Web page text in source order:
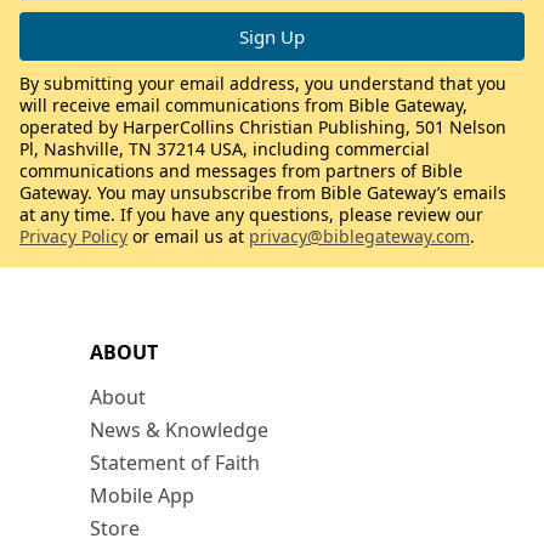
ABOUT
About
News & Knowledge
Statement of Faith
Mobile App
Store
By submitting your email address, you understand that you
will receive email communications from Bible Gateway,
operated by HarperCollins Christian Publishing, 501 Nelson
Pl, Nashville, TN 37214 USA, including commercial
communications and messages from partners of Bible
Gateway. You may unsubscribe from Bible Gateway’s emails
at any time. If you have any questions, please review our
Privacy Policy or email us at privacy@biblegateway.com.